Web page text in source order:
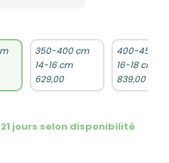
350-400 cm
14-16 cm
629,00
400-450
16-18 cm
839,00
21 jours selon disponibilité